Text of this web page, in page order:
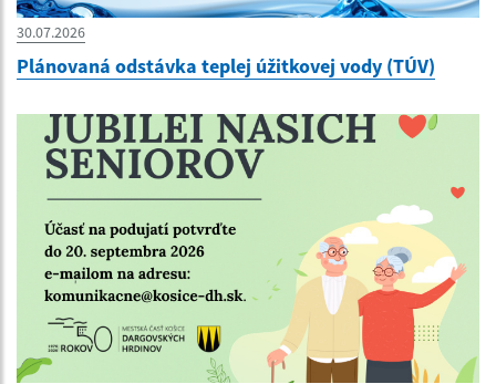
30.07.2026
Plánovaná odstávka teplej úžitkovej vody (TÚV)